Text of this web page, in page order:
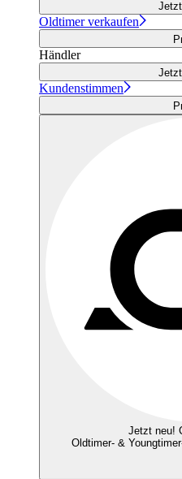
Oldtimer verkaufen
Händler
Kundenstimmen
Jetzt neu!
Oldtimer- &